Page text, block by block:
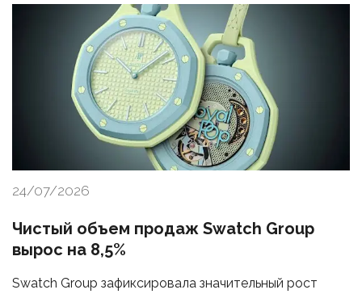
24/07/2026
Чистый объем продаж Swatch Group
вырос на 8,5%
Swatch Group зафиксировала значительный рост